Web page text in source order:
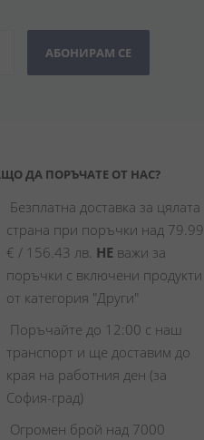
АБОНИРАМ СЕ
ДА ПОРЪЧАТЕ ОТ НАС?
Безплатна доставка за цялата
страна при поръчки над 79.99
€ / 156.43 лв. НЕ важи за
поръчки с включени продукти
от категория "Други"
Поръчайте до 12:00 с наш
транспорт и ще доставим до
края на работния ден (за
София-град)
Огромен брой над 7000